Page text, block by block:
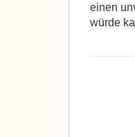
einen
würde